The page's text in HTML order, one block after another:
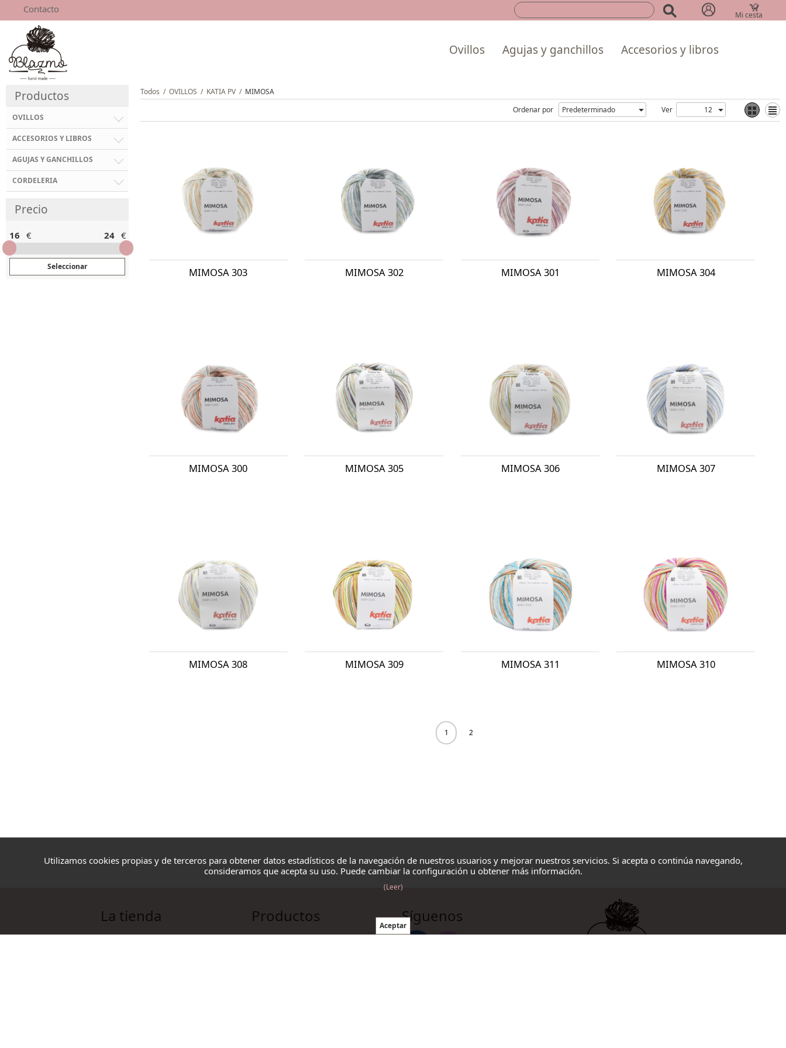
Utilizamos cookies propias y de terceros para obtener datos estadísticos de la navegación de nuestros usuarios y mejorar nuestros servicios. Si acepta o continúa navegando,
consideramos que acepta su uso. Puede cambiar la configuración u obtener más información.
(Leer)
Contacto
Mi cesta
Ovillos Agujas y ganchillos Accesorios y libros
Productos
OVILLOS
ACCESORIOS Y LIBROS
AGUJAS Y GANCHILLOS
CORDELERIA
Precio
16 € 24 €
Todos / OVILLOS / KATIA PV / MIMOSA
Ordenar por
Ver
MIMOSA 303 MIMOSA 302 MIMOSA 301 MIMOSA 304
MIMOSA 300 MIMOSA 305 MIMOSA 306 MIMOSA 307
MIMOSA 308 MIMOSA 309 MIMOSA 311 MIMOSA 310
1 2
La tienda
Blazmo
Productos
Ovillos
Síguenos